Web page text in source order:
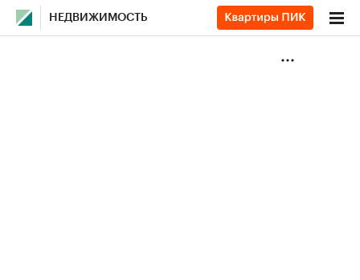
НЕДВИЖИМОСТЬ